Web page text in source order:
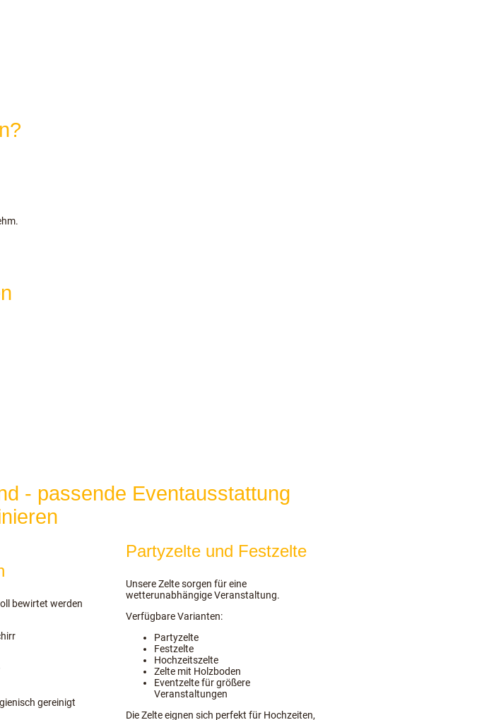
- passende Eventausstattung
bewirtet werden
gereinigt
Partyzelte und Festzelte
Unsere Zelte sorgen für eine
wetterunabhängige Veranstaltung.
Verfügbare Varianten:
Partyzelte
Festzelte
Hochzeitszelte
Zelte mit Holzboden
Eventzelte für größere
Veranstaltungen
Die Zelte eignen sich perfekt für Hochzeiten,